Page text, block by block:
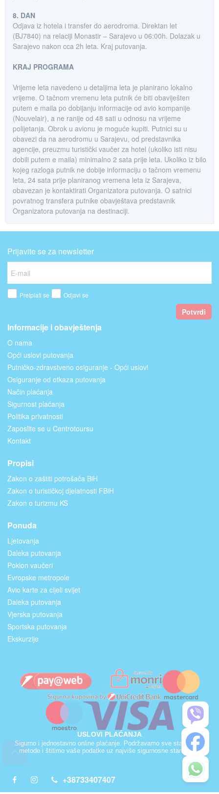
8. DAN
Odjava iz hotela i transfer do aerodroma. Direktan let
(BJ7840) na relaciji Monastir – Sarajevo u 06:00h. Dolazak u
Sarajevo nakon cca 2h leta. Kraj putovanja.
KRAJ PROGRAMA
Vrijeme leta navedeno u detaljima leta je planirano lokalno
vrijeme. O tačnom vremenu leta putnik će biti obaviješten
putem e maila po dobijanju informacije od avio kompanije
(Nouvelair), a ne ranije od 48 sati u odnosu na vrijeme
polijetanja. Obrok u avionu je moguće kupiti. Putnici su u
obavezi da na aerodromu u Sarajevu, od predstavnika
agencije, preuzmu turistički vaučer za hotel (ukoliko isti nisu
dobili putem e maila) minimalno 2 sata prije leta. Ukoliko iz bilo
kojeg razloga putnik ne dobije informaciju o tačnom vremenu
leta, 24 sata prije planiranog vremena leta iz Sarajeva,
obavezan je kontaktirati Organizatora putovanja. O satnici
povratnog transfera putnike obavještava predstavnik
Organizatora putovanja na destinaciji.
Prijavite se za newsletter
Pretplati se Odjavi se
Potvrdi
Informacije i obavještenja
O nama
Opći uslovi putovanja
Putničko-zdravstveno osiguranje - Opći uslovi
Osiguranje od otkaza putovanja
Način plaćanja
Sigurnost plaćanja
Politika privatnosti
Zaposlite se u Centrotoursu
Kontakt
Propisi
Zakon o zaštiti potrošača BiH
Zakon o turističkoj djelatnosti FBiH
Zakon o turizmu KS
Ponuda
Ljetovanja
Daleka putovanja
Poklon vaučeri
Evropske metropole
Avio karte za cijeli svijet
Daleka putovanja
Vjerska putovanja
Sportska putovanja
Ekskurzije
USLOVI PLAĆANJA
Sigurno i jednostavno online plaćanje. Podržavamo sve standardne
metode i štitimo vaše podatke uz najviše sigurnosne standarde.
+38733407407